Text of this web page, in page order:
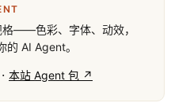
——色彩、字体、动效，
AI Agent。
· 本站 Agent 包 ↗